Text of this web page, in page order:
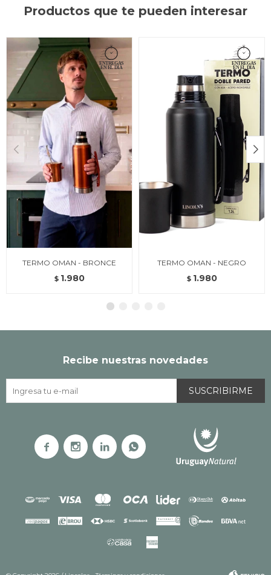
Productos que te pueden interesar
TERMO OMAN - BRONCE
$ 1.980
TERMO OMAN - NEGRO
$ 1.980
Recibe nuestras novedades
SUSCRIBIRME
   